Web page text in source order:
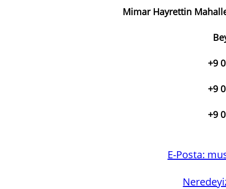
Mimar Hayrettin
+9
+9
+9
E-Posta: